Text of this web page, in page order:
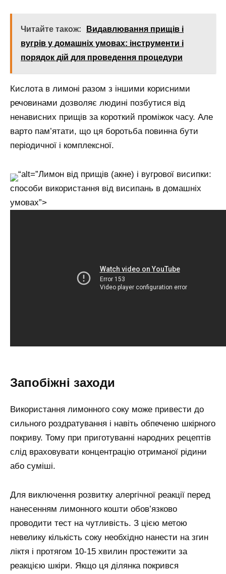
Читайте також:
Видавлювання прищів і
вугрів у домашніх умовах: інструменти і
порядок дій для проведення процедури
Кислота в лимоні разом з іншими корисними
речовинами дозволяє людині позбутися від
ненависних прищів за короткий проміжок часу. Але
варто пам’ятати, що ця боротьба повинна бути
періодичної і комплексної.
“alt=”Лимон від прищів (акне) і вугрової висипки:
способи використання від висипань в домашніх
умовах”>
Запобіжні заходи
Використання лимонного соку може привести до
сильного роздратування і навіть обпеченю шкірного
покриву. Тому при приготуванні народних рецептів
слід враховувати концентрацію отриманої рідини
або суміші.
Для виключення розвитку алергічної реакції перед
нанесенням лимонного кошти обов’язково
проводити тест на чутливість. З цією метою
невелику кількість соку необхідно нанести на згин
ліктя і протягом 10-15 хвилин простежити за
реакцією шкіри. Якщо ця ділянка покрився